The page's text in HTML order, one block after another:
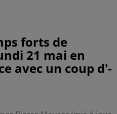
forts de
21 mai en
avec un coup d'-